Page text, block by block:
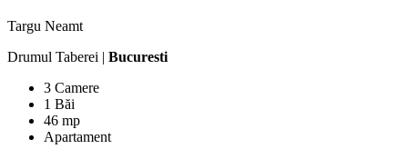
Targu Neamt
Drumul Taberei | Bucuresti
3 Camere
1 Băi
46 mp
Apartament